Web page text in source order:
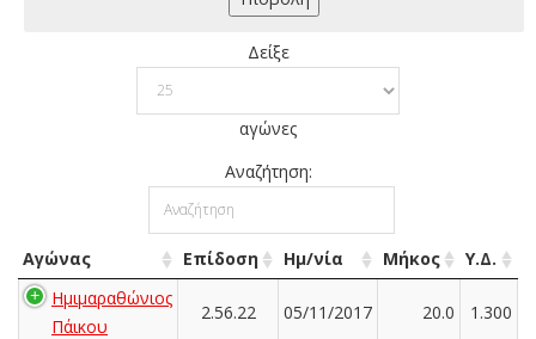
Δείξε
αγώνες
Αναζήτηση:
Αγώνας Επίδοση Ημ/νία Μήκος
Υ.Δ.
Ημιμαραθώνιος
Πάικου
2.56.22 05/11/2017 20.0 1.300